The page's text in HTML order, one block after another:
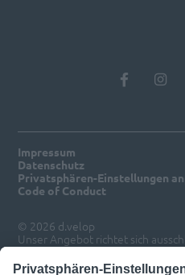
Impressum
Datenschutz
Privatsphären-Einstellungen
Code of Conduct
© 2026 d.velop
Unser Angebot richtet sich